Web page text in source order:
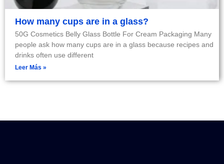
How many cups are in a glass?
50G Cosmetics Belly Glass Bottle For Cream Packaging Many
people ask how many cups are in a glass because recipes and
drinks often use different
Leer Más »